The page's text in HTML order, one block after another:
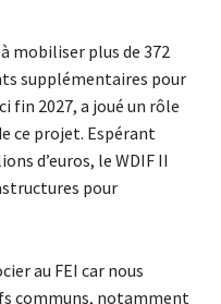
mobiliser plus de 372
supplémentaires pour
fin 2027, a joué un rôle
ce projet. Espérant
d’euros, le WDIF II
pour
au FEI car nous
communs, notamment